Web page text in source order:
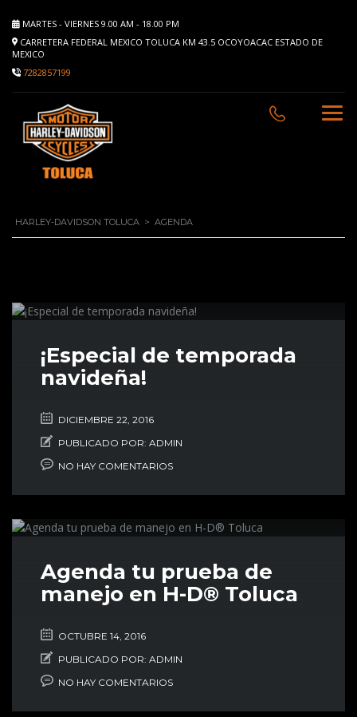
MARTES - VIERNES 9.00 AM - 18.00 PM
CARRETERA FEDERAL MEXICO TOLUCA KM 43.5 OCOYOACAC ESTADO DE
MEXICO
7282857199
HARLEY-DAVIDSON TOLUCA > AGENDA
¡Especial de temporada
navideña!
DICIEMBRE 22, 2016
PUBLICADO POR: ADMIN
NO HAY COMENTARIOS
Agenda tu prueba de
manejo en H-D® Toluca
OCTUBRE 14, 2016
PUBLICADO POR: ADMIN
NO HAY COMENTARIOS